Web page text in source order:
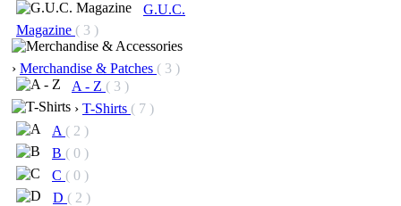
G.U.C.
Magazine ( 3 )
› Merchandise & Patches ( 3 )
A - Z ( 3 )
› T-Shirts ( 7 )
A ( 2 )
B ( 0 )
C ( 0 )
D ( 2 )